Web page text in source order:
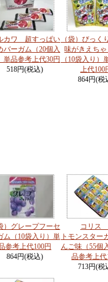
カワ 超すっぱい
バーガム（20個入
単品参考上代30円
518円(税込)
（袋）びっ
味がきえち
（10袋入り）
上代100
864円(税
）グレープフーセ
ム（10袋入り）単
参考上代100円
864円(税込)
コリス
トモンスター
んご味（55個
品参考上代
713円(税